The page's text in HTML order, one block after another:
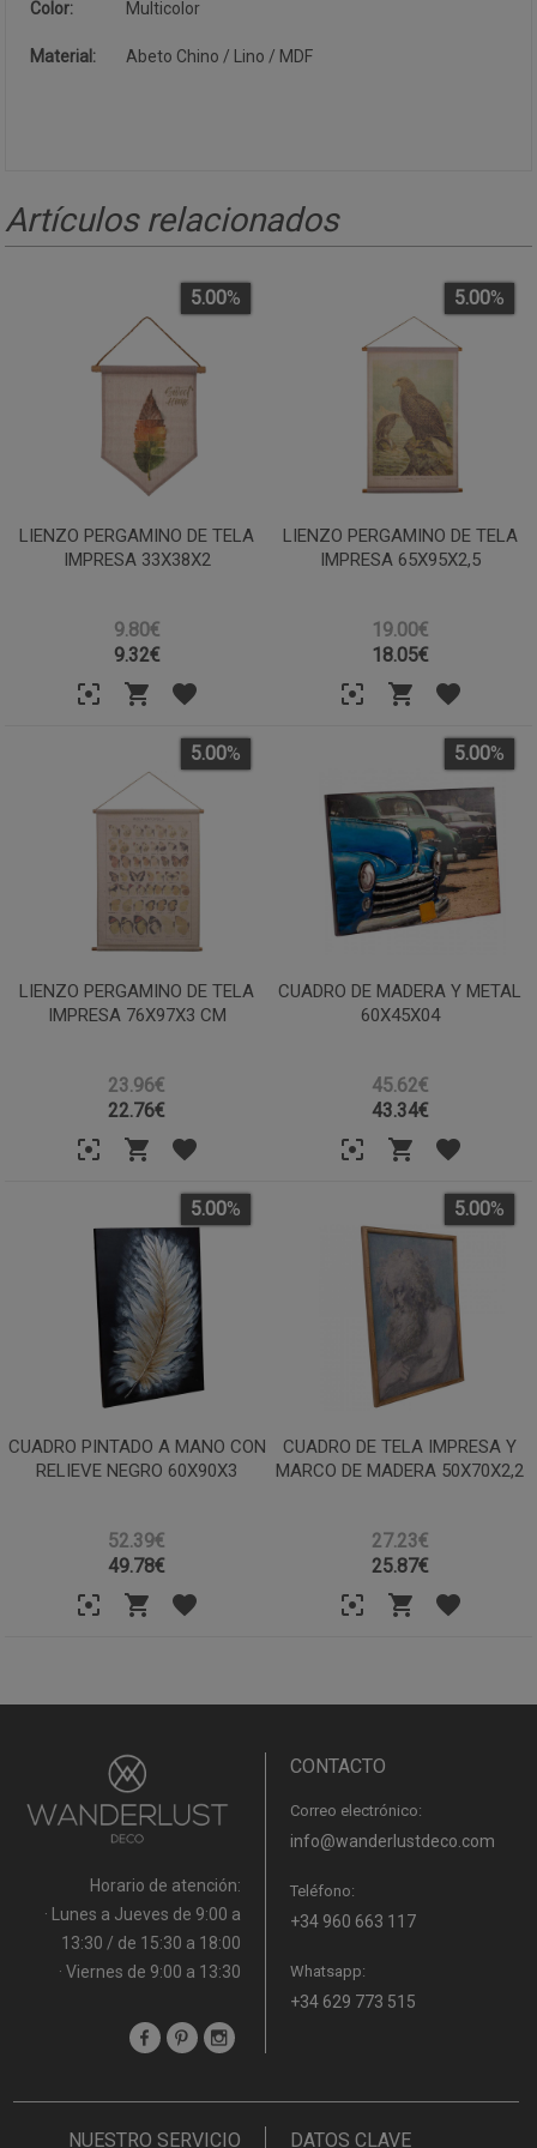
Color: Multicolor
Material: Abeto Chino / Lino / MDF
Artículos relacionados
LIENZO PERGAMINO DE TELA
IMPRESA 33X38X2
9.80€
5.00%
9.32€
LIENZO PERGAMINO DE TELA
IMPRESA 65X95X2,5
19.00€
5.00%
18.05€
LIENZO PERGAMINO DE TELA
IMPRESA 76X97X3 CM
23.96€
5.00%
22.76€
CUADRO DE MADERA Y METAL
60X45X04
45.62€
5.00%
43.34€
CUADRO PINTADO A MANO CON
RELIEVE NEGRO 60X90X3
52.39€
5.00%
49.78€
CUADRO DE TELA IMPRESA Y
MARCO DE MADERA 50X70X2,2
27.23€
5.00%
25.87€
Horario de atención:
· Lunes a Jueves de 9:00 a
13:30 / de 15:30 a 18:00
· Viernes de 9:00 a 13:30
CONTACTO
Correo electrónico:
info@wanderlustdeco.com
Teléfono:
+34 960 663 117
Whatsapp:
+34 629 773 515
NUESTRO SERVICIO DATOS CLAVE